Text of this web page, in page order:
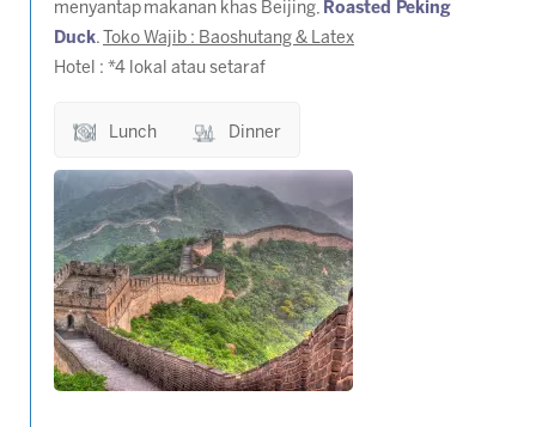
menyantap makanan khas Beijing, Roasted Peking
Duck.
Toko Wajib : Baoshutang & Latex
Hotel : *4 lokal atau setaraf
Lunch Dinner